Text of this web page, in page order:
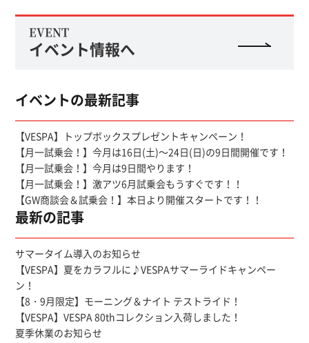
EVENT
イベント情報へ
イベントの最新記事
【VESPA】トップボックスプレゼントキャンペーン！
【月一試乗会！】今月は16日(土)～24日(日)の9日間開催です！
【月一試乗会！】今月は9日間やります！
【月一試乗会！】激アツ6月試乗会もうすぐです！！
【GW商談会＆試乗会！】本日より開催スタートです！！
最新の記事
サマータイム導入のお知らせ
【VESPA】夏をカラフルに♪VESPAサマーライドキャンペー
ン！
【8・9月限定】モーニング＆ナイト テストライド！
【VESPA】VESPA 80thコレクション入荷しました！
夏季休業のお知らせ